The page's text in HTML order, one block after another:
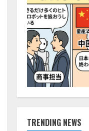
TRENDING NEWS
1
2